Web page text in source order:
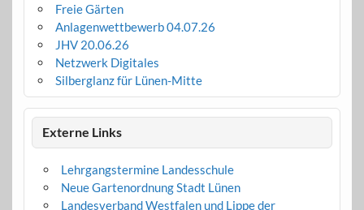
Freie Gärten
Anlagenwettbewerb 04.07.26
JHV 20.06.26
Netzwerk Digitales
Silberglanz für Lünen-Mitte
Externe Links
Lehrgangstermine Landesschule
Neue Gartenordnung Stadt Lünen
Landesverband Westfalen und Lippe der